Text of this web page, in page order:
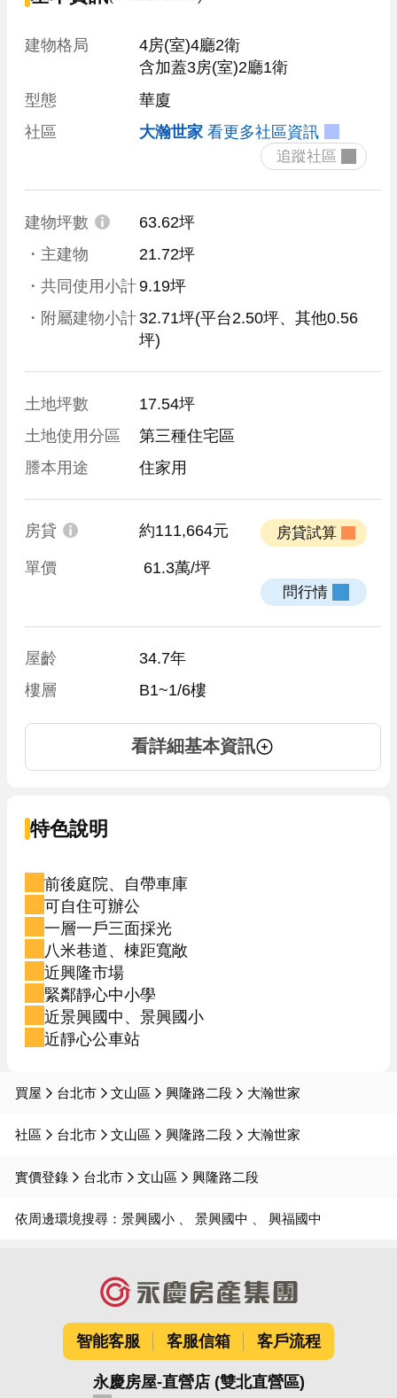
建物格局
4房(室)4廳2衛
含加蓋3房(室)2廳1衛
型態
華廈
社區
大瀚世家 看更多社區資訊
建物坪數
63.62坪
・主建物
21.72坪
・共同使用小計9.19坪
・附屬建物小計 32.71坪(平台2.50坪、其他0.56
坪)
土地坪數
17.54坪
土地使用分區
第三種住宅區
謄本用途
住家用
房貸 約111,664元
單價 61.3萬/坪
屋齡
34.7年
樓層
B1~1/6樓
看詳細基本資訊
特色說明
前後庭院、自帶車庫
可自住可辦公
一層一戶三面採光
八米巷道、棟距寬敞
近興隆市場
緊鄰靜心中小學
近景興國中、景興國小
近靜心公車站
買屋 台北市 文山區 興隆路二段 大瀚世家
社區 台北市 文山區 興隆路二段 大瀚世家
實價登錄 台北市 文山區 興隆路二段
依周邊環境搜尋： 景興國小 景興國中 興福國中
智能客服 客服信箱 客戶流程
永慶房屋-直營店 (雙北直營區)